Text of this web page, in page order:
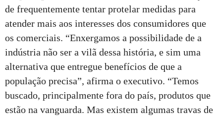
de frequentemente tentar protelar medidas para
atender mais aos interesses dos consumidores que
os comerciais. “Enxergamos a possibilidade de a
indústria não ser a vilã dessa história, e sim uma
alternativa que entregue benefícios de que a
população precisa”, afirma o executivo. “Temos
buscado, principalmente fora do país, produtos que
estão na vanguarda. Mas existem algumas travas de